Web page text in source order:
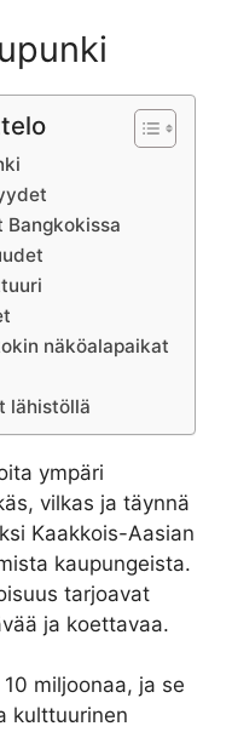
näköalapaikat
lähistöllä
ympäri
vilkas ja täynnä
Kaakkois-Aasian
kaupungeista.
tarjoavat
ja koettavaa.
miljoonaa, ja se
kulttuurinen